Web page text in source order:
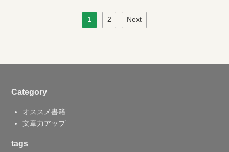
1 2 Next
Category
オススメ書籍
文章力アップ
tags